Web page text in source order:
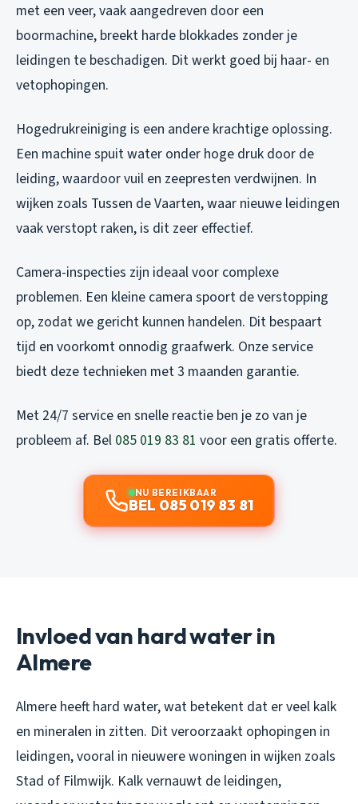
met een veer, vaak aangedreven door een
boormachine, breekt harde blokkades zonder je
leidingen te beschadigen. Dit werkt goed bij haar- en
vetophopingen.
Hogedrukreiniging is een andere krachtige oplossing.
Een machine spuit water onder hoge druk door de
leiding, waardoor vuil en zeepresten verdwijnen. In
wijken zoals Tussen de Vaarten, waar nieuwe leidingen
vaak verstopt raken, is dit zeer effectief.
Camera-inspecties zijn ideaal voor complexe
problemen. Een kleine camera spoort de verstopping
op, zodat we gericht kunnen handelen. Dit bespaart
tijd en voorkomt onnodig graafwerk. Onze service
biedt deze technieken met 3 maanden garantie.
Met 24/7 service en snelle reactie ben je zo van je
probleem af. Bel 085 019 83 81 voor een gratis offerte.
NU BEREIKBAAR
BEL 085 019 83 81
Invloed van hard water in
Almere
Almere heeft hard water, wat betekent dat er veel kalk
en mineralen in zitten. Dit veroorzaakt ophopingen in
leidingen, vooral in nieuwere woningen in wijken zoals
Stad of Filmwijk. Kalk vernauwt de leidingen,